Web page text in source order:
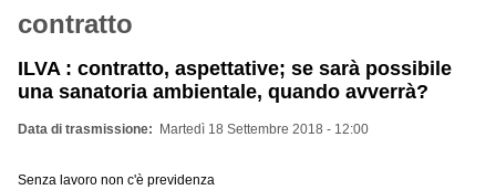
contratto
ILVA : contratto, aspettative; se sarà possibile
una sanatoria ambientale, quando avverrà?
Data di trasmissione Martedì 18 Settembre 2018 - 12:00
Senza lavoro non c'è previdenza